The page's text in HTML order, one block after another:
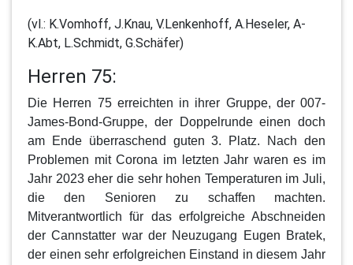
(vl.: K.Vomhoff, J.Knau, V.Lenkenhoff, A.Heseler, A-
K.Abt, L.Schmidt, G.Schäfer)
Herren 75:
Die Herren 75 erreichten in ihrer Gruppe, der 007-
James-Bond-Gruppe, der Doppelrunde einen doch
am Ende überraschend guten 3. Platz. Nach den
Problemen mit Corona im letzten Jahr waren es im
Jahr 2023 eher die sehr hohen Temperaturen im Juli,
die den Senioren zu schaffen machten.
Mitverantwortlich für das erfolgreiche Abschneiden
der Cannstatter war der Neuzugang Eugen Bratek,
der einen sehr erfolgreichen Einstand in diesem Jahr